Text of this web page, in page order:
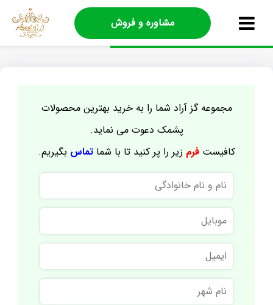
مشاوره و فروش
مجموعه گز آراد شما را به خرید بهترین محصولات
پشمک دعوت می نماید.
کافیستفرم زیر را پر کنید تا با شماتماس بگیریم.
نام
و
نام
خانوادگی
موبایل
ایمیل
نام
شهر